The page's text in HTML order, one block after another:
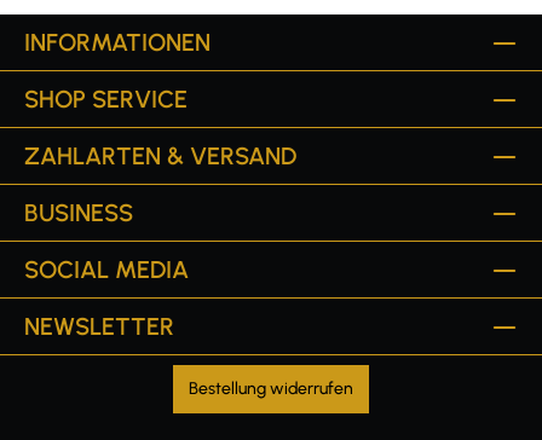
INFORMATIONEN
SHOP SERVICE
ZAHLARTEN & VERSAND
BUSINESS
SOCIAL MEDIA
NEWSLETTER
Bestellung widerrufen